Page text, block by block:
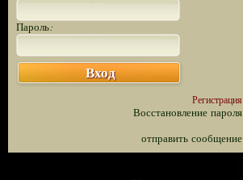
Пароль:
Вход
Регистрация
Восстановление пароля
отправить сообщение